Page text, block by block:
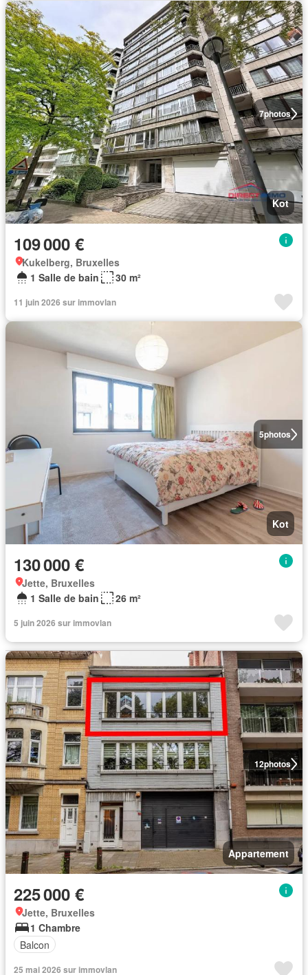
7photos
Kot
109 000 €
Kukelberg, Bruxelles
1 Salle de bain
30 m²
11 juin 2026 sur immovlan
5photos
Kot
130 000 €
Jette, Bruxelles
1 Salle de bain
26 m²
5 juin 2026 sur immovlan
12photos
Appartement
225 000 €
Jette, Bruxelles
1 Chambre
Balcon
25 mai 2026 sur immovlan